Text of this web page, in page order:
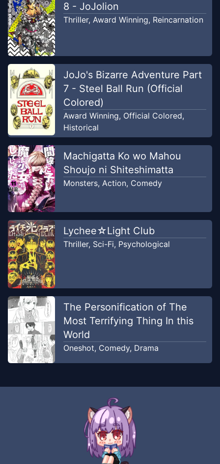
8 - JoJolion
Thriller, Award Winning, Reincarnation
JoJo's Bizarre Adventure Part
7 - Steel Ball Run (Official
Colored)
Award Winning, Official Colored,
Historical
Machigatta Ko wo Mahou
Shoujo ni Shiteshimatta
Monsters, Action, Comedy
Lychee☆Light Club
Thriller, Sci-Fi, Psychological
The Personification of The
Most Terrifying Thing In this
World
Oneshot, Comedy, Drama